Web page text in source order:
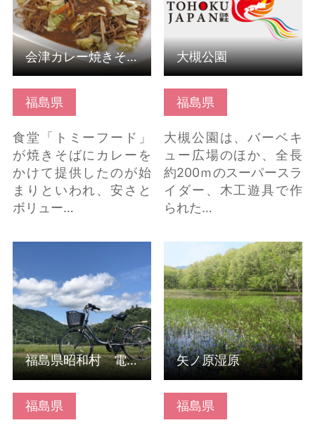
福島県
食堂「トミーフード」
が焼きそばにカレーを
かけて提供したのが始
まりといわれ、安さと
ボリュー…
会津カレー焼きそば
福島県
大槻公園は、バーベキ
ュー広場のほか、全長
約200ｍのスーパースラ
イダー、木工遊具で作
られた…
大槻公園
福島県
ンタサイクルですいす
い!隠れた魅力発見 の詳
細はこちら
福島県昭和村 電動レンタサイクルですいすい!隠れた魅力発見
福島県
矢ノ原湿原 の詳細はこ
ちら
矢ノ原湿原